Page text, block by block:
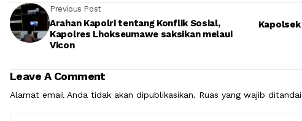
Previous Post
Arahan Kapolri tentang Konflik Sosial,
Kapolres Lhokseumawe saksikan melaui
Vicon
Leave A Comment
Alamat email Anda tidak akan dipublikasikan. Ruas yang wajib ditandai